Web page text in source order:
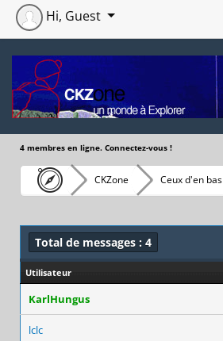
Hi, Guest
4 membres en ligne. Connectez-vous !
CKZone Ceux d'en bas
Total de messages : 4
Utilisateur
KarlHungus
lclc